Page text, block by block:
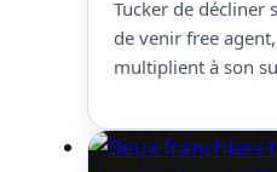
Tucker de décliner
de venir free
multiplient à son
rapidement sur le
et les Atlanta